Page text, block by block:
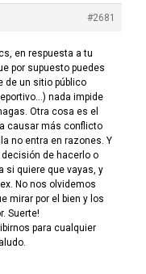
#2681
en respuesta a tu
por supuesto puedes
de un sitio público
nada impide
Otra cosa es el
causar más conflicto
no entra en razones. Y
de hacerlo o
si quiere que vayas, y
No nos olvidemos
mirar por el bien y los
Suerte!
para cualquier